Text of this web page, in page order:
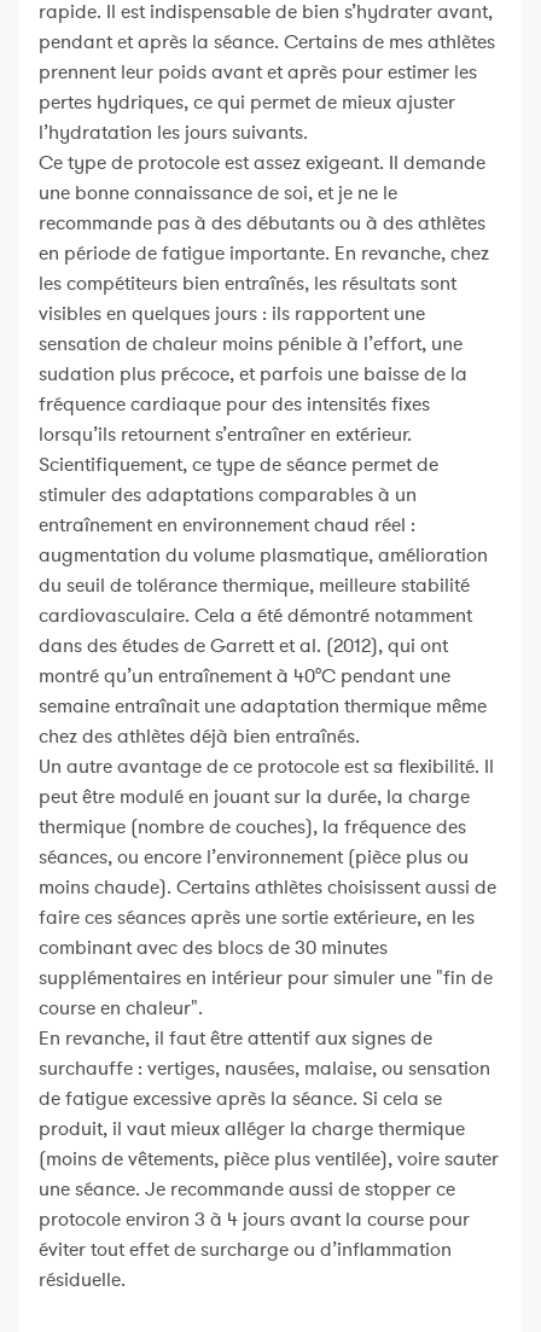
rapide. Il est indispensable de bien s’hydrater avant,
pendant et après la séance. Certains de mes athlètes
prennent leur poids avant et après pour estimer les
pertes hydriques, ce qui permet de mieux ajuster
l’hydratation les jours suivants.
Ce type de protocole est assez exigeant. Il demande
une bonne connaissance de soi, et je ne le
recommande pas à des débutants ou à des athlètes
en période de fatigue importante. En revanche, chez
les compétiteurs bien entraînés, les résultats sont
visibles en quelques jours : ils rapportent une
sensation de chaleur moins pénible à l’effort, une
sudation plus précoce, et parfois une baisse de la
fréquence cardiaque pour des intensités fixes
lorsqu’ils retournent s’entraîner en extérieur.
Scientifiquement, ce type de séance permet de
stimuler des adaptations comparables à un
entraînement en environnement chaud réel :
augmentation du volume plasmatique, amélioration
du seuil de tolérance thermique, meilleure stabilité
cardiovasculaire. Cela a été démontré notamment
dans des études de Garrett et al. (2012), qui ont
montré qu’un entraînement à 40°C pendant une
semaine entraînait une adaptation thermique même
chez des athlètes déjà bien entraînés.
Un autre avantage de ce protocole est sa flexibilité. Il
peut être modulé en jouant sur la durée, la charge
thermique (nombre de couches), la fréquence des
séances, ou encore l’environnement (pièce plus ou
moins chaude). Certains athlètes choisissent aussi de
faire ces séances après une sortie extérieure, en les
combinant avec des blocs de 30 minutes
supplémentaires en intérieur pour simuler une "fin de
course en chaleur".
En revanche, il faut être attentif aux signes de
surchauffe : vertiges, nausées, malaise, ou sensation
de fatigue excessive après la séance. Si cela se
produit, il vaut mieux alléger la charge thermique
(moins de vêtements, pièce plus ventilée), voire sauter
une séance. Je recommande aussi de stopper ce
protocole environ 3 à 4 jours avant la course pour
éviter tout effet de surcharge ou d’inflammation
résiduelle.